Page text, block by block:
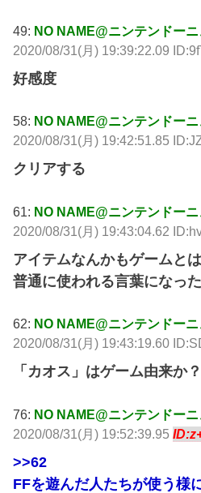
49: NO NAME@ニンテンドー
2020/08/31(月) 19:39:22.09
好感度
58: NO NAME@ニンテンドー
2020/08/31(月) 19:42:51.85
クリアする
61: NO NAME@ニンテンドー
2020/08/31(月) 19:43:04.62
アイテムなんかもゲームと
普通に使われる言葉になっ
62: NO NAME@ニンテンドー
2020/08/31(月) 19:43:19.60
「カオス」はゲーム由来か？
76: NO NAME@ニンテンドー
2020/08/31(月) 19:52:39.95
>>62
FFを遊んだ人たちが使う様